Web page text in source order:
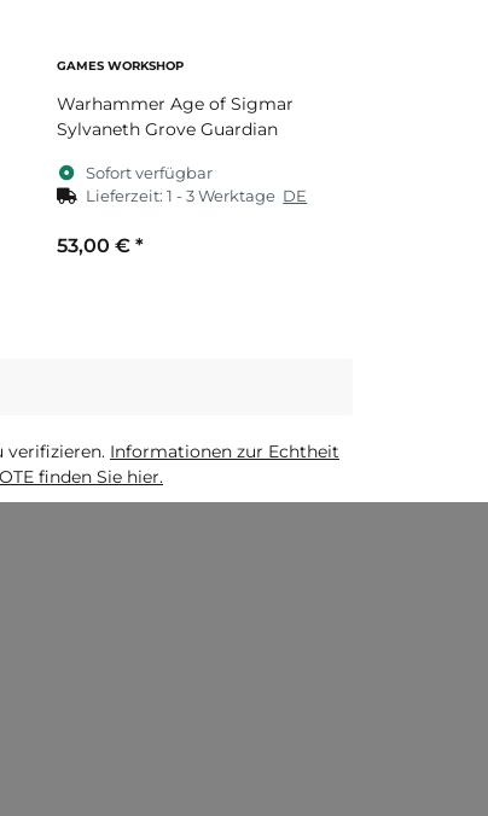
GAMES WORKSHOP
Warhammer Age of Sigmar
Sylvaneth Grove Guardian
Sofort verfügbar
Lieferzeit:1 - 3 Werktage DE
53,00 € *
verifizieren. Informationen zur Echtheit
finden Sie hier.